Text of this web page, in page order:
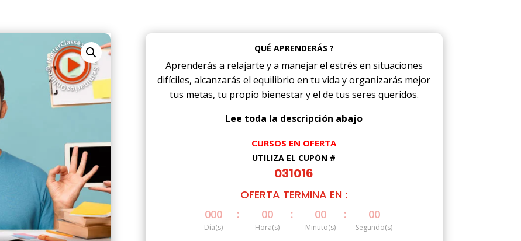
QUÉ APRENDERÁS ?
Aprenderás a relajarte y a manejar el estrés en situaciones
difíciles, alcanzarás el equilibrio en tu vida y organizarás mejor
tus metas, tu propio bienestar y el de tus seres queridos.
Lee toda la descripción abajo
CURSOS EN OFERTA
UTILIZA EL CUPÓN #
031016
OFERTA TERMINA EN :
000
Día(s)
: 00
Hora(s)
: 00
Minuto(s)
: 00
Segundo(s)